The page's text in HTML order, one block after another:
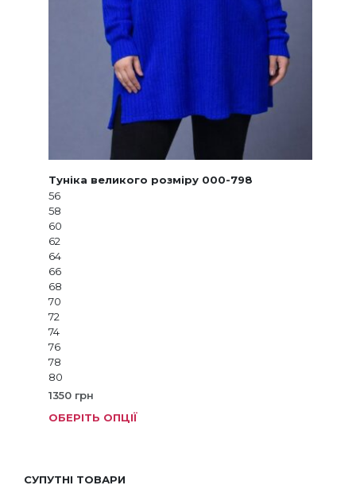
Туніка великого розміру 000-798
56
58
60
62
64
66
68
70
72
74
76
78
80
1350 грн
ОБЕРІТЬ ОПЦІЇ
СУПУТНІ ТОВАРИ